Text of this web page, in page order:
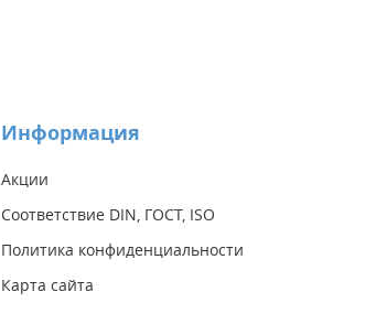
Информация
Акции
Соответствие DIN, ГОСТ, ISO
Политика конфиденциальности
Карта сайта